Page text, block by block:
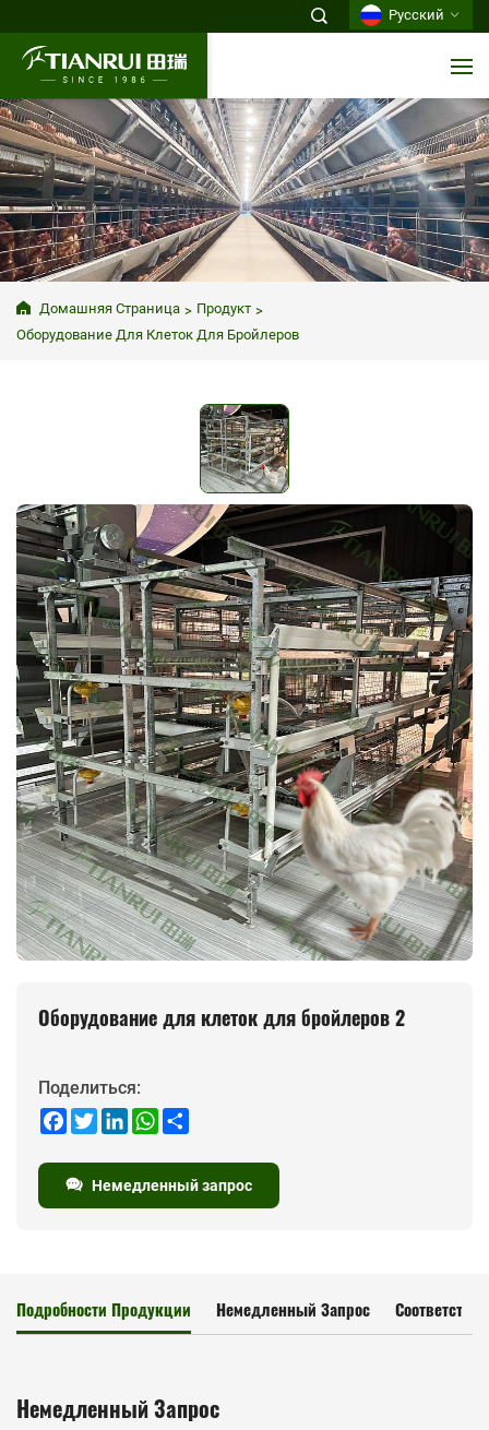
Русский
Домашняя Страница
Продукт
Оборудование Для Клеток Для Бройлеров
Оборудование для клеток для бройлеров 2
Поделиться:
Facebook
TwitterLinkedInWhatsApp
Share
Немедленный запрос
Подробности Продукции Немедленный Запрос
Немедленный Запрос